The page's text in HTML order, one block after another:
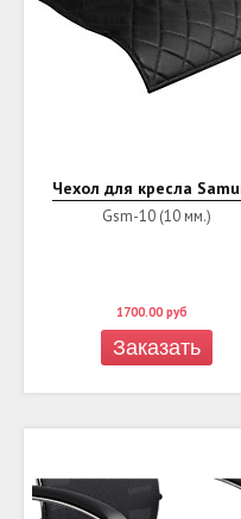
Чехол для кресла
Gsm-10 (10 мм.)
1700.00 руб
Заказать